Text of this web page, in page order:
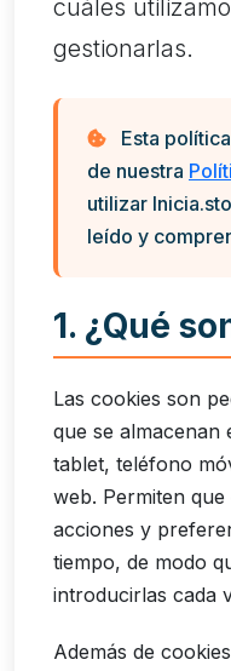
cuáles
gestionarlas.
Esta
de nuestra
utilizar
leído y
1. ¿Qué
Las cookies son
que se almacenan
tablet, teléfono
web. Permiten
acciones y
tiempo, de modo
introducirlas cada
Además de